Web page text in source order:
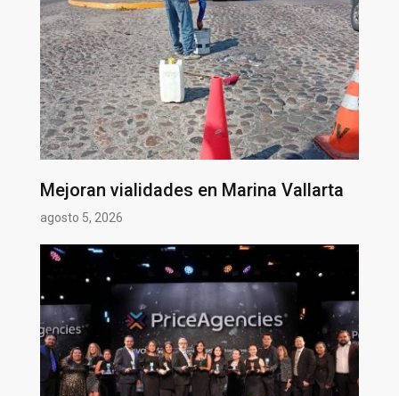
Mejoran vialidades en Marina Vallarta
agosto 5, 2026